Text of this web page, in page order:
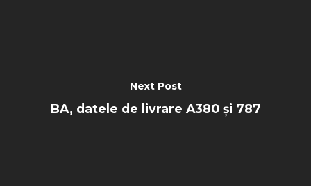
Next Post
BA, datele de livrare A380 și 787